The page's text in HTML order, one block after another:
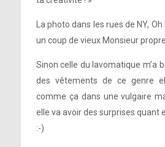
La photo dans les rues de NY,
un coup de vieux Monsieur
Sinon celle du lavomatique m’a
des vêtements de ce genre
comme ça dans une vulgaire
elle va avoir des surprises quant
:-)